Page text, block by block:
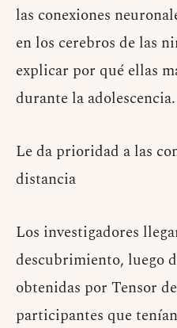
las conexiones
en los cerebros de las
explicar por qué ellas
durante la adolescencia.
Le da prioridad a las
distancia
Los investigadores
descubrimiento, luego
obtenidas por Tensor
participantes que